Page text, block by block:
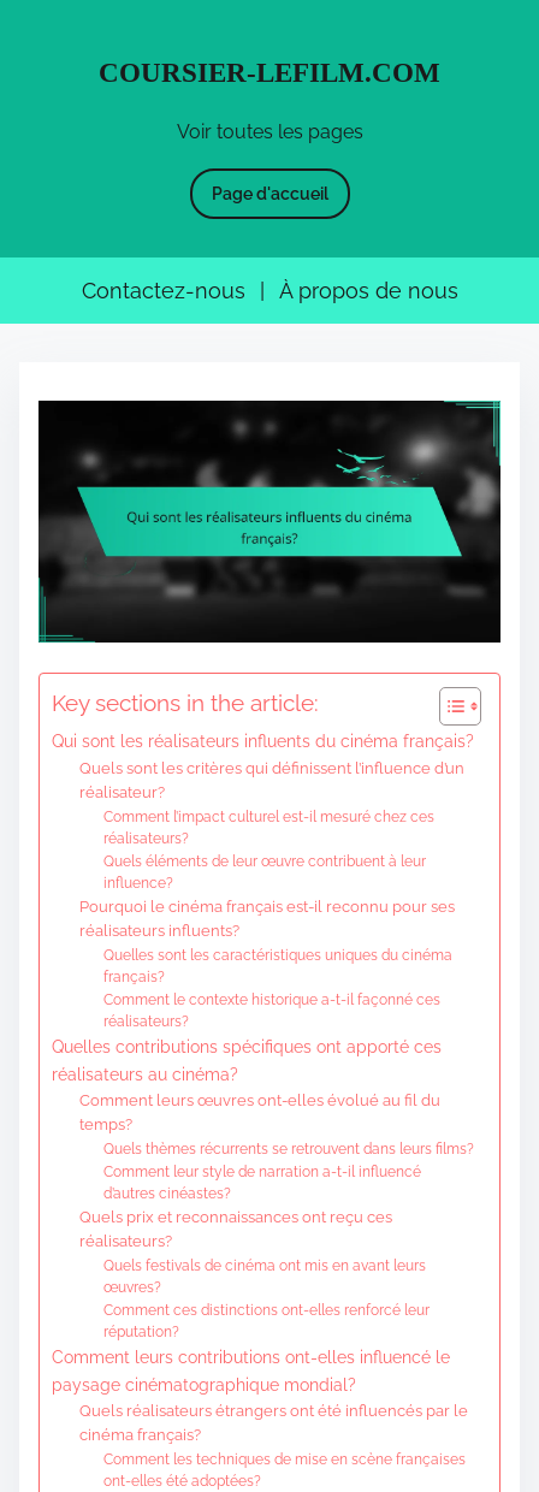
Voir toutes les pages
COURSIER-LEFILM.COM
Page d'accueil
Contactez-nous | À propos de nous
Key sections in the article:
Qui sont les réalisateurs influents du cinéma français?
Quels sont les critères qui définissent l’influence d’un
réalisateur?
Comment l’impact culturel est-il mesuré chez ces
réalisateurs?
Quels éléments de leur œuvre contribuent à leur
influence?
Pourquoi le cinéma français est-il reconnu pour ses
réalisateurs influents?
Quelles sont les caractéristiques uniques du cinéma
français?
Comment le contexte historique a-t-il façonné ces
réalisateurs?
Quelles contributions spécifiques ont apporté ces
réalisateurs au cinéma?
Comment leurs œuvres ont-elles évolué au fil du
temps?
Quels thèmes récurrents se retrouvent dans leurs films?
Comment leur style de narration a-t-il influencé
d’autres cinéastes?
Quels prix et reconnaissances ont reçu ces
réalisateurs?
Quels festivals de cinéma ont mis en avant leurs
œuvres?
Comment ces distinctions ont-elles renforcé leur
réputation?
Comment leurs contributions ont-elles influencé le
paysage cinématographique mondial?
Quels réalisateurs étrangers ont été influencés par le
cinéma français?
Comment les techniques de mise en scène françaises
ont-elles été adoptées?